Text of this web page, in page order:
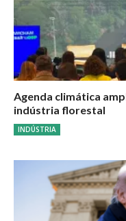
Agenda climática
indústria florestal
INDÚSTRIA